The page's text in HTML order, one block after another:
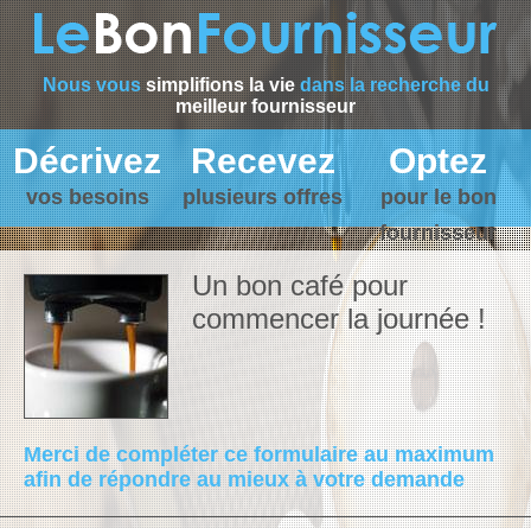
Nous voussimplifions la viedans la recherche du
meilleur fournisseur
Décrivez
vos besoins
Recevez
plusieurs offres
Optez
pour le bon
fournisseur
Un bon café pour
commencer la journée !
Merci de compléter ce formulaire au maximum
afin de répondre au mieux à votre demande